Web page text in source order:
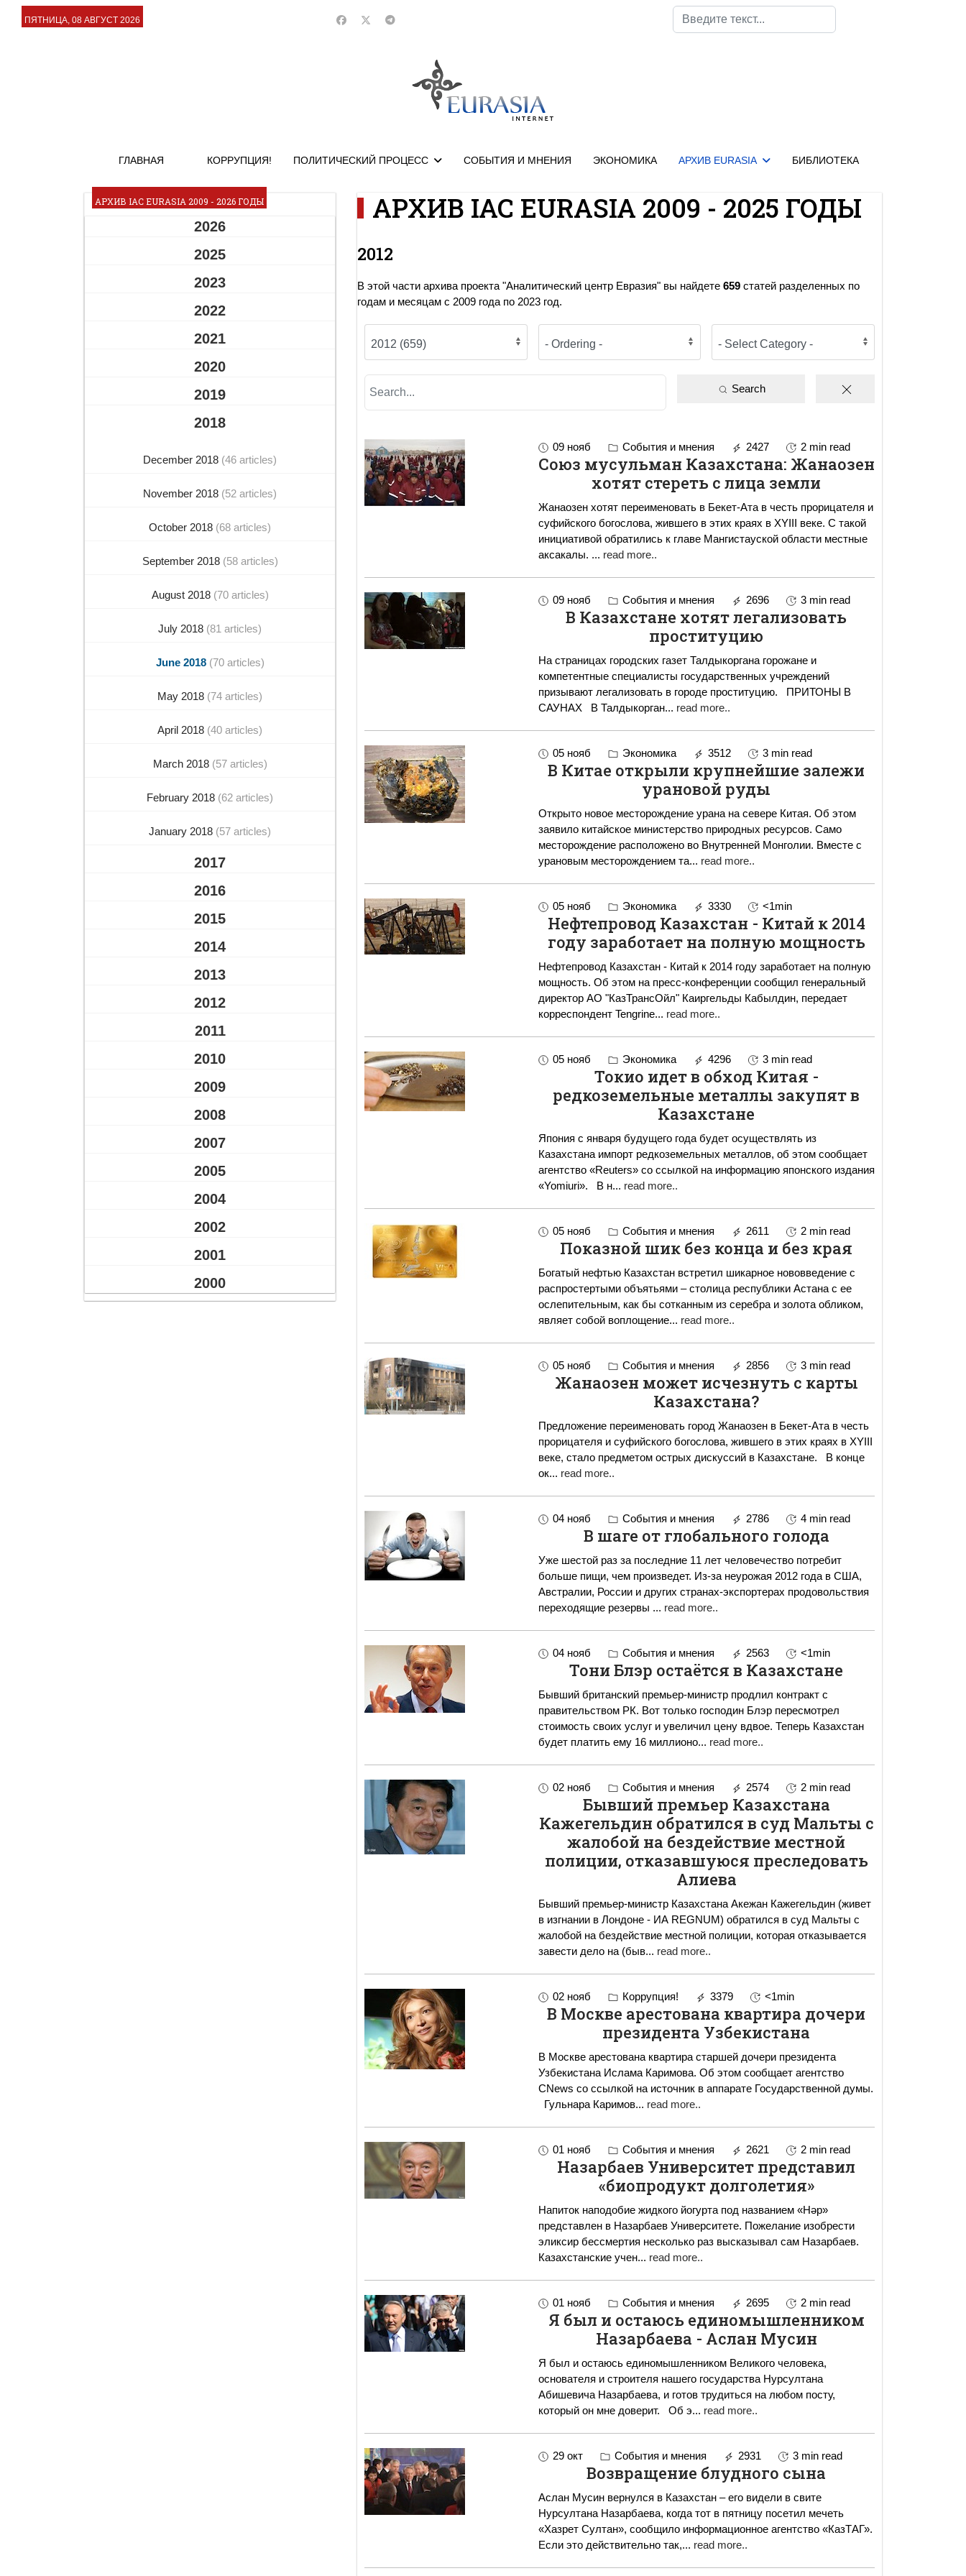
ПЯТНИЦА, 08 АВГУСТ 2026
Поиск
ГЛАВНАЯ КОРРУПЦИЯ! ПОЛИТИЧЕСКИЙ ПРОЦЕСС СОБЫТИЯ И МНЕНИЯ ЭКОНОМИКА АРХИВ EURASIA БИБЛИОТЕКА
АРХИВ IAC EURASIA 2009 - 2026 ГОДЫ
2026
2025
2023
2022
2021
2020
2019
2018
December 2018 (46 articles)
November 2018 (52 articles)
October 2018 (68 articles)
September 2018 (58 articles)
August 2018 (70 articles)
July 2018 (81 articles)
June 2018 (70 articles)
May 2018 (74 articles)
April 2018 (40 articles)
March 2018 (57 articles)
February 2018 (62 articles)
January 2018 (57 articles)
2017
2016
2015
2014
2013
2012
2011
2010
2009
2008
2007
2005
2004
2002
2001
2000
АРХИВ IAC EURASIA 2009 - 2025 ГОДЫ
2012
В этой части архива проекта "Аналитический центр Евразия" вы найдете 659 статей разделенных по
годам и месяцам с 2009 года по 2023 год.
Search
09 нояб События и мнения 2427 2 min read
Союз мусульман Казахстана: Жанаозен
хотят стереть с лица земли
Жанаозен хотят переименовать в Бекет-Ата в честь прорицателя и
суфийского богослова, жившего в этих краях в XYIII веке. С такой
инициативой обратились к главе Мангистауской области местные
аксакалы. ... read more..
09 нояб События и мнения 2696 3 min read
В Казахстане хотят легализовать
проституцию
На страницах городских газет Талдыкоргана горожане и
компетентные специалисты государственных учреждений
призывают легализовать в городе проституцию. ПРИТОНЫ В
САУНАХ В Талдыкорган... read more..
05 нояб Экономика 3512 3 min read
В Китае открыли крупнейшие залежи
урановой руды
Открыто новое месторождение урана на севере Китая. Об этом
заявило китайское министерство природных ресурсов. Само
месторождение расположено во Внутренней Монголии. Вместе с
урановым месторождением та... read more..
05 нояб Экономика 3330 <1min
Нефтепровод Казахстан - Китай к 2014
году заработает на полную мощность
Нефтепровод Казахстан - Китай к 2014 году заработает на полную
мощность. Об этом на пресс-конференции сообщил генеральный
директор АО "КазТрансОйл" Каиргельды Кабылдин, передает
корреспондент Tengrine... read more..
05 нояб Экономика 4296 3 min read
Токио идет в обход Китая -
редкоземельные металлы закупят в
Казахстане
Япония с января будущего года будет осуществлять из
Казахстана импорт редкоземельных металлов, об этом сообщает
агентство «Reuters» со ссылкой на информацию японского издания
«Yomiuri». В н... read more..
05 нояб События и мнения 2611 2 min read
Показной шик без конца и без края
Богатый нефтью Казахстан встретил шикарное нововведение с
распростертыми объятьями – столица республики Астана с ее
ослепительным, как бы сотканным из серебра и золота обликом,
являет собой воплощение... read more..
05 нояб События и мнения 2856 3 min read
Жанаозен может исчезнуть c карты
Казахстана?
Предложение переименовать город Жанаозен в Бекет-Ата в честь
прорицателя и суфийского богослова, жившего в этих краях в XYIII
веке, стало предметом острых дискуссий в Казахстане. В конце
ок... read more..
04 нояб События и мнения 2786 4 min read
В шаге от глобального голода
Уже шестой раз за последние 11 лет человечество потребит
больше пищи, чем произведет. Из-за неурожая 2012 года в США,
Австралии, России и других странах-экспортерах продовольствия
переходящие резервы ... read more..
04 нояб События и мнения 2563 <1min
Тони Блэр остаётся в Казахстане
Бывший британский премьер-министр продлил контракт с
правительством РК. Вот только господин Блэр пересмотрел
стоимость своих услуг и увеличил цену вдвое. Теперь Казахстан
будет платить ему 16 миллионо... read more..
02 нояб События и мнения 2574 2 min read
Бывший премьер Казахстана
Кажегельдин обратился в суд Мальты с
жалобой на бездействие местной
полиции, отказавшуюся преследовать
Алиева
Бывший премьер-министр Казахстана Акежан Кажегельдин (живет
в изгнании в Лондоне - ИА REGNUM) обратился в суд Мальты с
жалобой на бездействие местной полиции, которая отказывается
завести дело на (быв... read more..
02 нояб Коррупция! 3379 <1min
В Москве арестована квартира дочери
президента Узбекистана
В Москве арестована квартира старшей дочери президента
Узбекистана Ислама Каримова. Об этом сообщает агентство
CNews со ссылкой на источник в аппарате Государственной думы.
Гульнара Каримов... read more..
01 нояб События и мнения 2621 2 min read
Назарбаев Университет представил
«биопродукт долголетия»
Напиток наподобие жидкого йогурта под названием «Нәр»
представлен в Назарбаев Университете. Пожелание изобрести
эликсир бессмертия несколько раз высказывал сам Назарбаев.
Казахстанские учен... read more..
01 нояб События и мнения 2695 2 min read
Я был и остаюсь единомышленником
Назарбаева - Аслан Мусин
Я был и остаюсь единомышленником Великого человека,
основателя и строителя нашего государства Нурсултана
Абишевича Назарбаева, и готов трудиться на любом посту,
который он мне доверит. Об э... read more..
29 окт События и мнения 2931 3 min read
Возвращение блудного сына
Аслан Мусин вернулся в Казахстан – его видели в свите
Нурсултана Назарбаева, когда тот в пятницу посетил мечеть
«Хазрет Султан», сообщило информационное агентство «КазТАГ».
Если это действительно так,... read more..